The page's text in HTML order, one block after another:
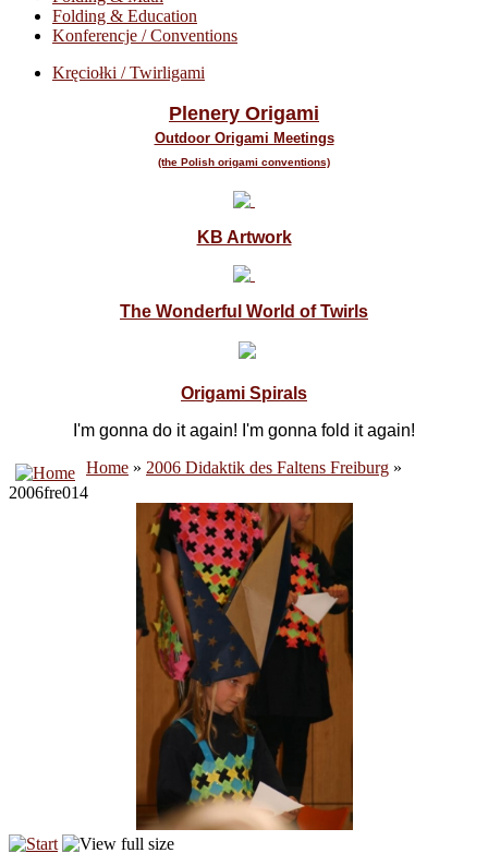
Folding & Education
Konferencje / Conventions
Kręciołki / Twirligami
Plenery Origami
Outdoor Origami Meetings
(the Polish origami conventions)
KB Artwork
The Wonderful World of Twirls
Origami Spirals
I'm gonna do it again! I'm gonna fold it again!
Home » 2006 Didaktik des Faltens Freiburg »
2006fre014